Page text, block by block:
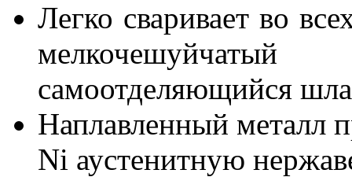
Легко сваривает во
самоотделяющийся
Наплавленный металл
Ni аустенитную